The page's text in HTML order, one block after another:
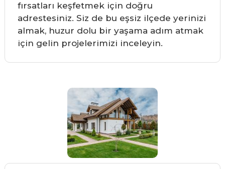
fırsatları keşfetmek için doğru
adrestesiniz. Siz de bu eşsiz ilçede yerinizi
almak, huzur dolu bir yaşama adım atmak
için gelin projelerimizi inceleyin.